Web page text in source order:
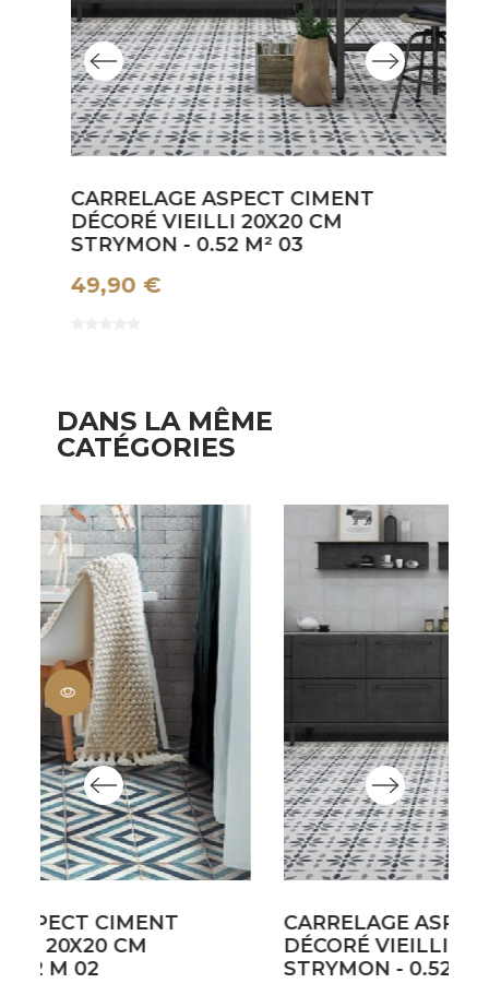
CARRELAGE ASPECT CIMENT
DÉCORÉ VIEILLI 20X20 CM
STRYMON - 0.52 M² 03
49,90 €
DANS LA MÊME
CATÉGORIES
CARRELAGE ASPECT CIMENT
DÉCORÉ VIEILLI 20X20 CM
STRYMON - 0.52 M² 03